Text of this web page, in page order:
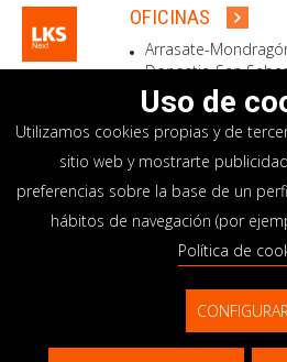
OFICINAS
Arrasate-
Donostia-San
Madrid
El
SEDE SOCIAL
Goiru, 7 Arrasate-
CP 20500 GIPUZKOA
+34 900 84 14 14
info@lksnext.com
Aviso legal
Política de cookies
Uso de
Utilizamos cookies propias y de
sitio web y mostrarte
preferencias sobre la base de un
hábitos de navegación (por
Política de